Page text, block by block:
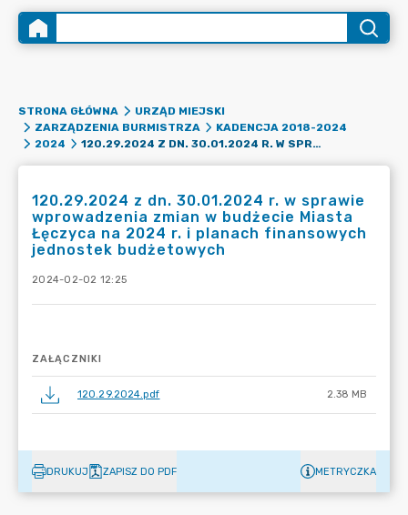
STRONA GŁÓWNA
URZĄD MIEJSKI
ZARZĄDZENIA BURMISTRZA
KADENCJA 2018-2024
2024
120.29.2024 Z DN. 30.01.2024 R. W SPRAWIE WPROWADZENIA ZMIAN W BUDŻECIE MIASTA ŁĘCZYCA NA 2024 R. I PLANACH FINANSOWYCH JEDNOSTEK BUDŻETOWYCH
120.29.2024 z dn. 30.01.2024 r. w sprawie
wprowadzenia zmian w budżecie Miasta
Łęczyca na 2024 r. i planach finansowych
jednostek budżetowych
2024-02-02 12:25
ZAŁĄCZNIKI
120.29.2024.pdf 2.38 MB
DRUKUJ ZAPISZ DO PDF METRYCZKA